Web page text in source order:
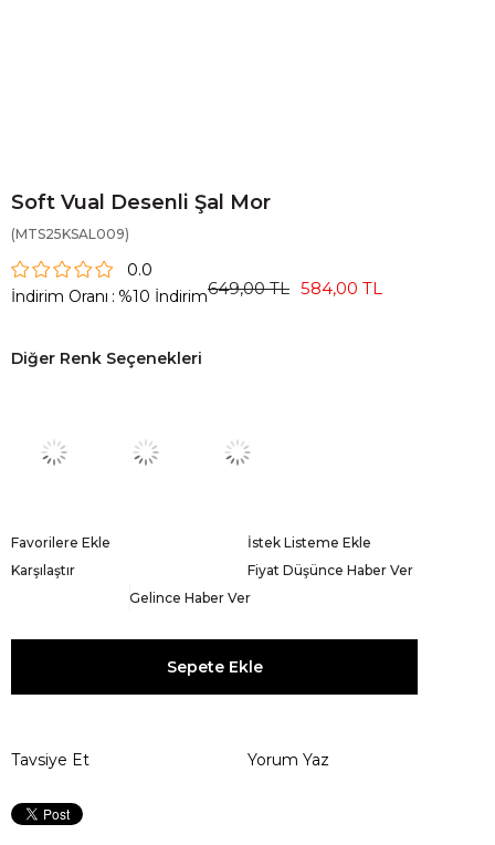
Soft Vual Desenli Şal Mor
(MTS25KSAL009)
0.0
İndirim Oranı : %10 İndirim649,00 TL 584,00 TL
Diğer Renk Seçenekleri
Favorilere Ekle
İstek Listeme Ekle
Karşılaştır
Fiyat Düşünce Haber Ver
Gelince Haber Ver
Tavsiye Et Yorum Yaz